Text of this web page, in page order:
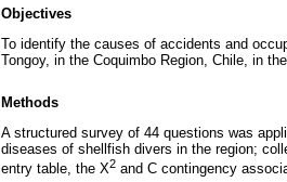
Objectives
To identify the causes of accidents and
Tongoy, in the Coquimbo Region, Chile, in
Methods
A structured survey of 44 questions was
diseases of shellfish divers in the region;
entry table, the X2 and C contingency